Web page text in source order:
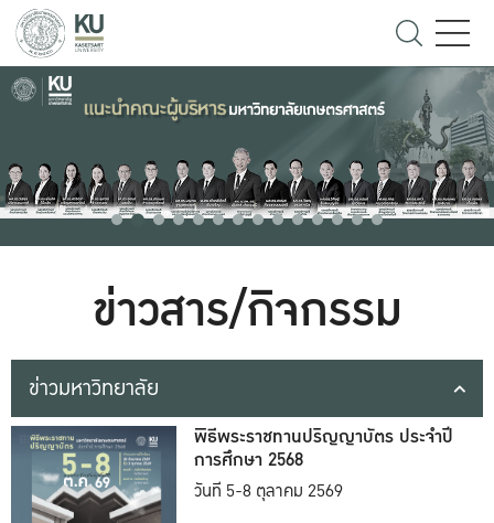
ข่าวสาร/กิจกรรม
ข่าวมหาวิทยาลัย
พิธีพระราชทานปริญญาบัตร ประจำปี
การศึกษา 2568
วันที่ 5-8 ตุลาคม 2569